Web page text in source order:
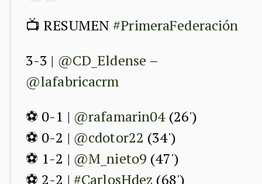
📺 RESUMEN #PrimeraFederación
3-3 | @CD_Eldense –
@lafabricacrm
⚽ 0-1 | @rafamarin04(26')
⚽ 0-2 | @cdotor22 (34')
⚽ 1-2 | @M_nieto9 (47')
⚽ 2-2 | #CarlosHdez (68')